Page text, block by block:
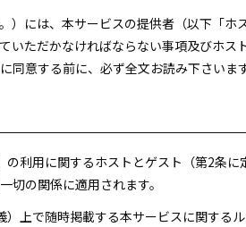
）には、本サービスの提供者（以下「
いただかなければならない事項及びホス
同意する前に、必ず全文お読み下さいま
利用に関するホストとゲスト（第2条
切の関係に適用されます。
上で随時掲載する本サービスに関する